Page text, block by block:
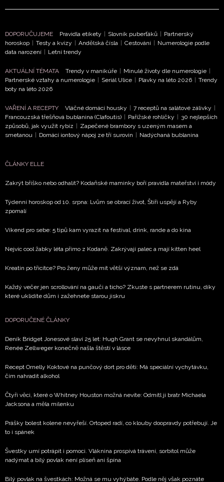
DOPORUČUJEME Pravidla etikety | Slovník puberťáků | Partnerský
horoskop | Testy a kvízy | Andělská čísla | Cestování | Numerologie podle
data narození | Letní trendy
AKTUÁLNÍ TÉMATA Trendy v manikúře | Minulé životy dle numerologie |
Partnerské vztahy a numerologie | Seriál Ulice | Plavky na léto 2026 | Trendy
boty na léto 2026
VAŘENÍ A RECEPTY Vláčné domácí housky | 7 receptů na salátové zálivky |
Francouzská třešňová bublanina (Clafoutis) | Pařížské rohlíčky | 30 nejlepších
způsobů, jak využít rybíz | Zapečené brambory s uzeným masem a
smetanou | Domácí iontový nápoj ze tří surovin | Nadýchaná bublanina
ČLÁNKY ELLE
Zakrýt bříško nebo odhalit? Kodaňské maminky boří pravidla mateřství i módy
Týdenní horoskop od 10. srpna: Lvům se obrací život, Štíři uspějí a Ryby
zpomalí
Víkend pro sebe: 5 tipů kam vyrazit na festival, drink, rande a do kina
Nejvíc cool žabky léta přímo z Kodaně. Zakrývají palec a mají kitten heel
Kreatin po třicítce? Pro ženy může mít větší význam, než se zdá
Každý večer jen scrollování na gauči a ticho? Zkuste s partnerem rutinu, díky
které uklidíte dům i zažehnete starou jiskru
DOPORUČENÉ ČLÁNKY
Deník Bridget Jonesové slaví 25 let: Hugh Grant se nevyhnul skandálům,
Renée Zellweger konečně našla štěstí v lásce
Recept Ornelly Koktové na punčový dort pro děti: Má speciální vychytávku,
čím nahradit alkohol
Čtyři věci, které o Whitney Houston možná nevíte: Odmítl ji bratr Michaela
Jacksona a měla milenku
Prášky bolest kolene nevyřeší. Ortoped radí, co klouby doopravdy potřebují. Je
to i spánek
Švestky umí potrápit i pomoci. Vláknina prospívá trávení, sorbitol může
nadýmat a bílý povlak není plíseň ani špína
Bílý povlak na švestkách: Možná se mu vyhýbáte. Podle něj však poznáte